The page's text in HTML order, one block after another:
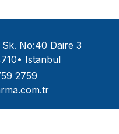
No:40 Daire 3
Istanbul
2759